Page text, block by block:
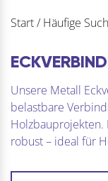
Start/ Häufige
Unsere Metall
belastbare
Holzbauprojekten.
robust – ideal für